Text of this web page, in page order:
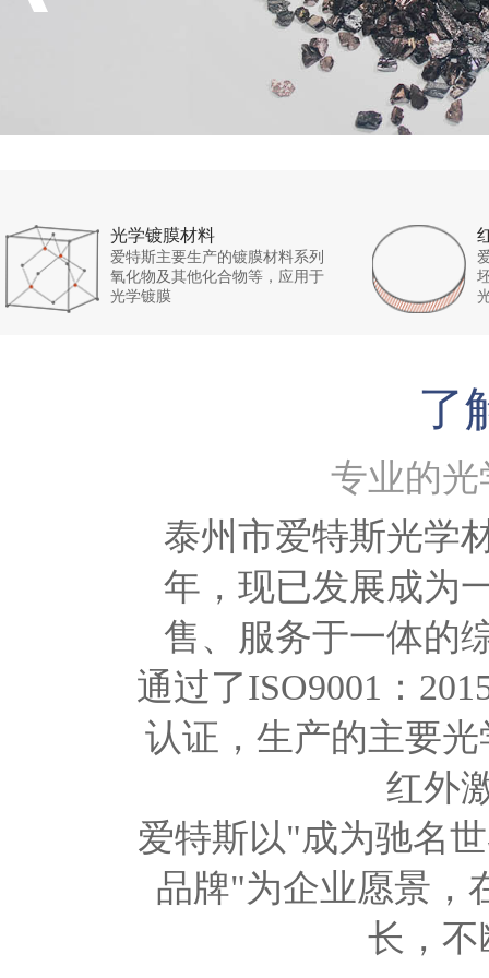
光学镀膜材料
爱特斯主要生产的镀膜材料系列
氧化物及其他化合物等，应用于
光学镀膜
了
专业的
泰州市爱特斯光学
年，现已发展成为
售、服务于一体的
通过了ISO9001：
认证，生产的主要
红外
爱特斯以"成为驰名
品牌"为企业愿景，
长，不